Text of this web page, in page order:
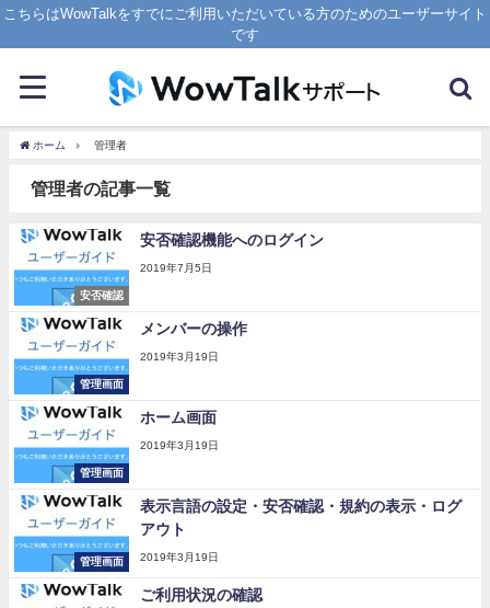
こちらはWowTalkをすでにご利用いただいている方のためのユーザーサイト
です
ホーム 管理者
管理者の記事一覧
安否確認
安否確認機能へのログイン
2019年7月5日
管理画面
メンバーの操作
2019年3月19日
管理画面
ホーム画面
2019年3月19日
管理画面
表示言語の設定・安否確認・規約の表示・ログ
アウト
2019年3月19日
ご利用状況の確認